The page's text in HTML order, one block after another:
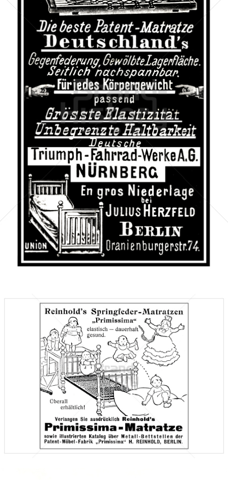
DEUTSCHE TRIUMPH-FAHRRAD-WERKE AG, NÜRNBERG
DEUTSCHE TRIUMPH-FAHRRAD-WERKE AG, NÜRNBERG
1902
Patent-Möbel-Fabrik "Primissima", BERLIN
Patent-Möbel-Fabrik "Primissima", BERLIN
1910